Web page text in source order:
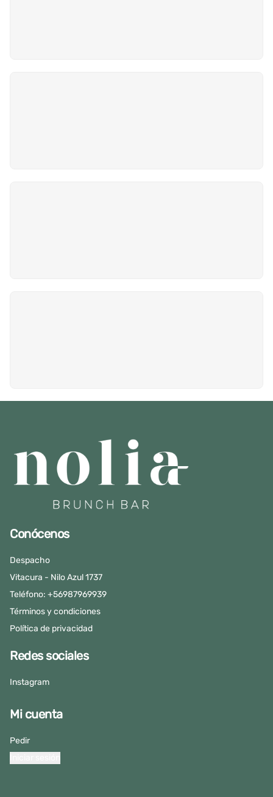
Conócenos
Despacho
Vitacura - Nilo Azul 1737
Teléfono: +56987969939
Términos y condiciones
Política de privacidad
Redes sociales
Instagram
Mi cuenta
Pedir